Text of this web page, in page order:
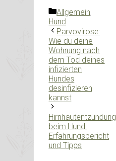
Kategorien
Allgemein,
Hund
Parvovirose:
Wie du deine
Wohnung nach
dem Tod deines
infizierten
Hundes
desinfizieren
kannst
Hirnhautentzündung
beim Hund:
Erfahrungsbericht
und Tipps